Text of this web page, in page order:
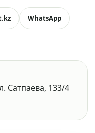
WhatsApp
Сатпаева, 133/4